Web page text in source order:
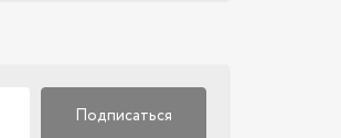
Подписаться